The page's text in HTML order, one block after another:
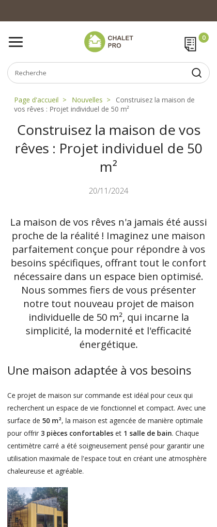
Page d'accueil Nouvelles
Construisez la maison de
vos rêves : Projet individuel de 50 m²
Construisez la maison de vos
rêves : Projet individuel de 50
m²
20/11/2024
La maison de vos rêves n'a jamais été aussi
proche de la réalité ! Imaginez une maison
parfaitement conçue pour répondre à vos
besoins spécifiques, offrant tout le confort
nécessaire dans un espace bien optimisé.
Nous sommes fiers de vous présenter
notre tout nouveau projet de maison
individuelle de 50 m², qui incarne la
simplicité, la modernité et l'efficacité
énergétique.
Une maison adaptée à vos besoins
Ce projet de maison sur commande est idéal pour ceux qui
recherchent un espace de vie fonctionnel et compact. Avec une
surface de 50 m², la maison est agencée de manière optimale
pour offrir 3 pièces confortableset 1 salle de bain. Chaque
centimètre carré a été soigneusement pensé pour garantir une
utilisation maximale de l'espace tout en créant une atmosphère
chaleureuse et agréable.